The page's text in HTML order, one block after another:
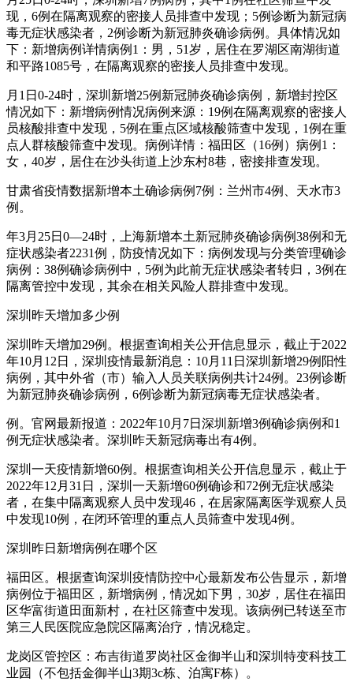
现，6例在隔离观察的密接人员排查中发现；5例诊断为新冠病
毒无症状感染者，2例诊断为新冠肺炎确诊病例。具体情况如
下：新增病例详情病例1：男，51岁，居住在罗湖区南湖街道
和平路1085号，在隔离观察的密接人员排查中发现。
月1日0-24时，深圳新增25例新冠肺炎确诊病例，新增封控区
情况如下：新增病例情况病例来源：19例在隔离观察的密接人
员核酸排查中发现，5例在重点区域核酸筛查中发现，1例在重
点人群核酸筛查中发现。病例详情：福田区（16例）病例1：
女，40岁，居住在沙头街道上沙东村8巷，密接排查发现。
甘肃省疫情数据新增本土确诊病例7例：兰州市4例、天水市3
例。
年3月25日0—24时，上海新增本土新冠肺炎确诊病例38例和无
症状感染者2231例，防疫情况如下：病例发现与分类管理确诊
病例：38例确诊病例中，5例为此前无症状感染者转归，3例在
隔离管控中发现，其余在相关风险人群排查中发现。
深圳昨天增加多少例
深圳昨天增加29例。根据查询相关公开信息显示，截止于2022
年10月12日，深圳疫情最新消息：10月11日深圳新增29例阳性
病例，其中外省（市）输入人员关联病例共计24例。23例诊断
为新冠肺炎确诊病例，6例诊断为新冠病毒无症状感染者。
例。官网最新报道：2022年10月7日深圳新增3例确诊病例和1
例无症状感染者。深圳昨天新冠病毒出有4例。
深圳一天疫情新增60例。根据查询相关公开信息显示，截止于
2022年12月31日，深圳一天新增60例确诊和72例无症状感染
者，在集中隔离观察人员中发现46，在居家隔离医学观察人员
中发现10例，在闭环管理的重点人员筛查中发现4例。
深圳昨日新增病例在哪个区
福田区。根据查询深圳疫情防控中心最新发布公告显示，新增
病例位于福田区，新增病例，情况如下男，30岁，居住在福田
区华富街道田面新村，在社区筛查中发现。该病例已转送至市
第三人民医院应急院区隔离治疗，情况稳定。
龙岗区管控区：布吉街道罗岗社区金御半山和深圳特变科技工
业园（不包括金御半山3期3c栋、泊寓F栋）。